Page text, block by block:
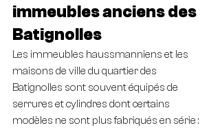
immeubles anciens des
Batignolles
Les immeubles haussmanniens et les
maisons de ville du quartier des
Batignolles sont souvent équipés de
serrures et cylindres dont certains
modèles ne sont plus fabriqués en série :